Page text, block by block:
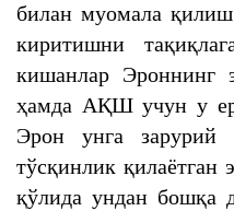
билан муомала
киритишни
кишанлар Эроннинг
ҳамда АҚШ учун у
Эрон унга зарурий
тўсқинлик
қўлида ундан бошқа